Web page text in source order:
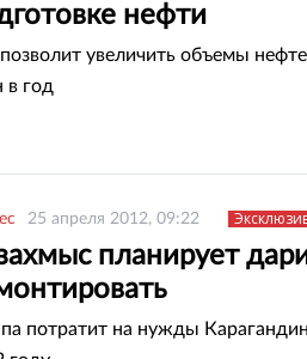
нефти
увеличить объемы
в год
25 апреля 2012, 09:22
планирует
потратит на нужды